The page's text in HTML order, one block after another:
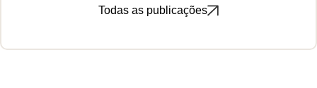
Todas as publicações